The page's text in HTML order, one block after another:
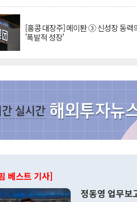
[홍콩 대장주] 메이퇀 ③ 신성장 동력
'폭발적 성장'
베스트 기사]
정동영 업무보